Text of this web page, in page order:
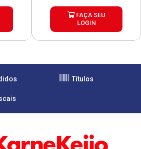
FAÇA SEU
LOGIN
Títulos